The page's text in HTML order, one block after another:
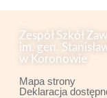
Zespół Szkół
im. gen.
w Koronowie
Mapa strony
Deklaracja